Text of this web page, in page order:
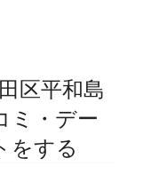
区平和島
ミ・デー
をする